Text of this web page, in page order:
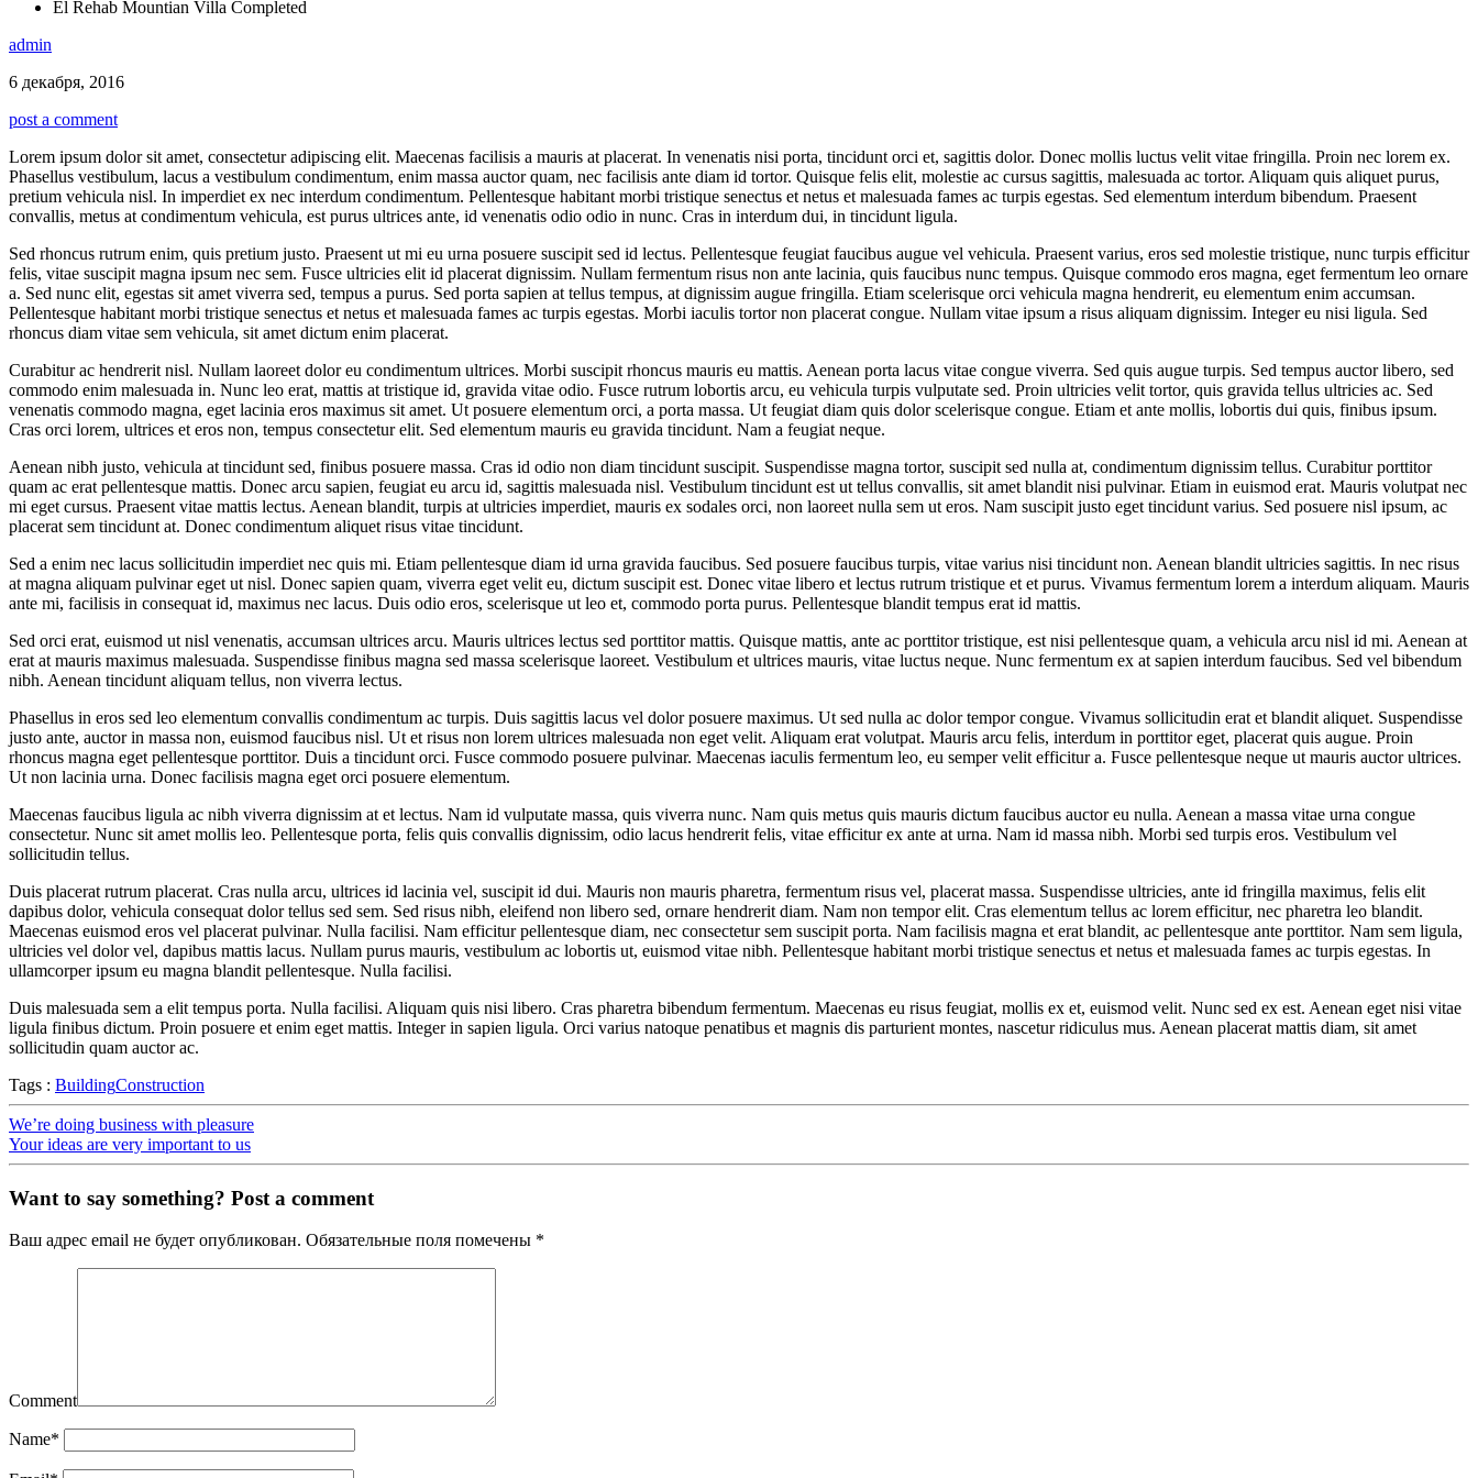
El Rehab Mountian Villa Completed
admin
6 декабря, 2016
post a comment
Lorem ipsum dolor sit amet, consectetur adipiscing elit. Maecenas facilisis a mauris at placerat. In venenatis nisi porta, tincidunt orci et, sagittis dolor. Donec mollis luctus velit vitae fringilla. Proin nec lorem ex.
Phasellus vestibulum, lacus a vestibulum condimentum, enim massa auctor quam, nec facilisis ante diam id tortor. Quisque felis elit, molestie ac cursus sagittis, malesuada ac tortor. Aliquam quis aliquet purus,
pretium vehicula nisl. In imperdiet ex nec interdum condimentum. Pellentesque habitant morbi tristique senectus et netus et malesuada fames ac turpis egestas. Sed elementum interdum bibendum. Praesent
convallis, metus at condimentum vehicula, est purus ultrices ante, id venenatis odio odio in nunc. Cras in interdum dui, in tincidunt ligula.
Sed rhoncus rutrum enim, quis pretium justo. Praesent ut mi eu urna posuere suscipit sed id lectus. Pellentesque feugiat faucibus augue vel vehicula. Praesent varius, eros sed molestie tristique, nunc turpis efficitur
felis, vitae suscipit magna ipsum nec sem. Fusce ultricies elit id placerat dignissim. Nullam fermentum risus non ante lacinia, quis faucibus nunc tempus. Quisque commodo eros magna, eget fermentum leo ornare
a. Sed nunc elit, egestas sit amet viverra sed, tempus a purus. Sed porta sapien at tellus tempus, at dignissim augue fringilla. Etiam scelerisque orci vehicula magna hendrerit, eu elementum enim accumsan.
Pellentesque habitant morbi tristique senectus et netus et malesuada fames ac turpis egestas. Morbi iaculis tortor non placerat congue. Nullam vitae ipsum a risus aliquam dignissim. Integer eu nisi ligula. Sed
rhoncus diam vitae sem vehicula, sit amet dictum enim placerat.
Curabitur ac hendrerit nisl. Nullam laoreet dolor eu condimentum ultrices. Morbi suscipit rhoncus mauris eu mattis. Aenean porta lacus vitae congue viverra. Sed quis augue turpis. Sed tempus auctor libero, sed
commodo enim malesuada in. Nunc leo erat, mattis at tristique id, gravida vitae odio. Fusce rutrum lobortis arcu, eu vehicula turpis vulputate sed. Proin ultricies velit tortor, quis gravida tellus ultricies ac. Sed
venenatis commodo magna, eget lacinia eros maximus sit amet. Ut posuere elementum orci, a porta massa. Ut feugiat diam quis dolor scelerisque congue. Etiam et ante mollis, lobortis dui quis, finibus ipsum.
Cras orci lorem, ultrices et eros non, tempus consectetur elit. Sed elementum mauris eu gravida tincidunt. Nam a feugiat neque.
Aenean nibh justo, vehicula at tincidunt sed, finibus posuere massa. Cras id odio non diam tincidunt suscipit. Suspendisse magna tortor, suscipit sed nulla at, condimentum dignissim tellus. Curabitur porttitor
quam ac erat pellentesque mattis. Donec arcu sapien, feugiat eu arcu id, sagittis malesuada nisl. Vestibulum tincidunt est ut tellus convallis, sit amet blandit nisi pulvinar. Etiam in euismod erat. Mauris volutpat nec
mi eget cursus. Praesent vitae mattis lectus. Aenean blandit, turpis at ultricies imperdiet, mauris ex sodales orci, non laoreet nulla sem ut eros. Nam suscipit justo eget tincidunt varius. Sed posuere nisl ipsum, ac
placerat sem tincidunt at. Donec condimentum aliquet risus vitae tincidunt.
Sed a enim nec lacus sollicitudin imperdiet nec quis mi. Etiam pellentesque diam id urna gravida faucibus. Sed posuere faucibus turpis, vitae varius nisi tincidunt non. Aenean blandit ultricies sagittis. In nec risus
at magna aliquam pulvinar eget ut nisl. Donec sapien quam, viverra eget velit eu, dictum suscipit est. Donec vitae libero et lectus rutrum tristique et et purus. Vivamus fermentum lorem a interdum aliquam. Mauris
ante mi, facilisis in consequat id, maximus nec lacus. Duis odio eros, scelerisque ut leo et, commodo porta purus. Pellentesque blandit tempus erat id mattis.
Sed orci erat, euismod ut nisl venenatis, accumsan ultrices arcu. Mauris ultrices lectus sed porttitor mattis. Quisque mattis, ante ac porttitor tristique, est nisi pellentesque quam, a vehicula arcu nisl id mi. Aenean at
erat at mauris maximus malesuada. Suspendisse finibus magna sed massa scelerisque laoreet. Vestibulum et ultrices mauris, vitae luctus neque. Nunc fermentum ex at sapien interdum faucibus. Sed vel bibendum
nibh. Aenean tincidunt aliquam tellus, non viverra lectus.
Phasellus in eros sed leo elementum convallis condimentum ac turpis. Duis sagittis lacus vel dolor posuere maximus. Ut sed nulla ac dolor tempor congue. Vivamus sollicitudin erat et blandit aliquet. Suspendisse
justo ante, auctor in massa non, euismod faucibus nisl. Ut et risus non lorem ultrices malesuada non eget velit. Aliquam erat volutpat. Mauris arcu felis, interdum in porttitor eget, placerat quis augue. Proin
rhoncus magna eget pellentesque porttitor. Duis a tincidunt orci. Fusce commodo posuere pulvinar. Maecenas iaculis fermentum leo, eu semper velit efficitur a. Fusce pellentesque neque ut mauris auctor ultrices.
Ut non lacinia urna. Donec facilisis magna eget orci posuere elementum.
Maecenas faucibus ligula ac nibh viverra dignissim at et lectus. Nam id vulputate massa, quis viverra nunc. Nam quis metus quis mauris dictum faucibus auctor eu nulla. Aenean a massa vitae urna congue
consectetur. Nunc sit amet mollis leo. Pellentesque porta, felis quis convallis dignissim, odio lacus hendrerit felis, vitae efficitur ex ante at urna. Nam id massa nibh. Morbi sed turpis eros. Vestibulum vel
sollicitudin tellus.
Duis placerat rutrum placerat. Cras nulla arcu, ultrices id lacinia vel, suscipit id dui. Mauris non mauris pharetra, fermentum risus vel, placerat massa. Suspendisse ultricies, ante id fringilla maximus, felis elit
dapibus dolor, vehicula consequat dolor tellus sed sem. Sed risus nibh, eleifend non libero sed, ornare hendrerit diam. Nam non tempor elit. Cras elementum tellus ac lorem efficitur, nec pharetra leo blandit.
Maecenas euismod eros vel placerat pulvinar. Nulla facilisi. Nam efficitur pellentesque diam, nec consectetur sem suscipit porta. Nam facilisis magna et erat blandit, ac pellentesque ante porttitor. Nam sem ligula,
ultricies vel dolor vel, dapibus mattis lacus. Nullam purus mauris, vestibulum ac lobortis ut, euismod vitae nibh. Pellentesque habitant morbi tristique senectus et netus et malesuada fames ac turpis egestas. In
ullamcorper ipsum eu magna blandit pellentesque. Nulla facilisi.
Duis malesuada sem a elit tempus porta. Nulla facilisi. Aliquam quis nisi libero. Cras pharetra bibendum fermentum. Maecenas eu risus feugiat, mollis ex et, euismod velit. Nunc sed ex est. Aenean eget nisi vitae
ligula finibus dictum. Proin posuere et enim eget mattis. Integer in sapien ligula. Orci varius natoque penatibus et magnis dis parturient montes, nascetur ridiculus mus. Aenean placerat mattis diam, sit amet
sollicitudin quam auctor ac.
Tags : BuildingConstruction
We’re doing business with pleasure
Your ideas are very important to us
Want to say something? Post a comment
Ваш адрес email не будет опубликован. Обязательные поля помечены *
Comment
Name*